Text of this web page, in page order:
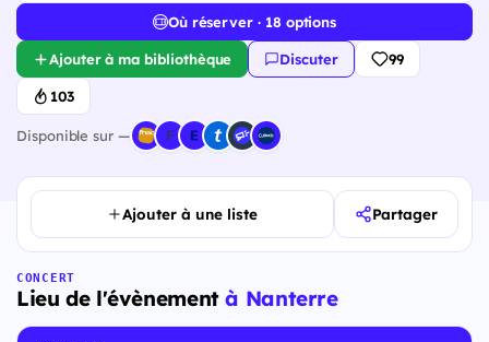
Où réserver · 18 options
Ajouter à ma bibliothèque Discuter 99
103
Disponible sur —
Ajouter à une liste Partager
CONCERT
Lieu de l'évènementà Nanterre